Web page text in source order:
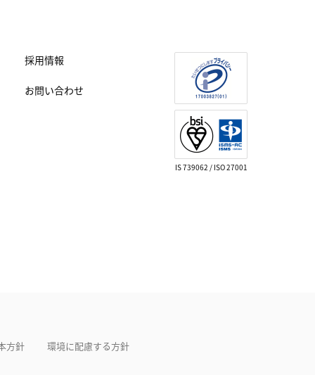
採用情報
お問い合わせ
IS 739062 / ISO 27001
方針 環境に配慮する方針